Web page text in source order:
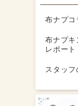
布ナプコ
布ナプキ
レポート
スタッ